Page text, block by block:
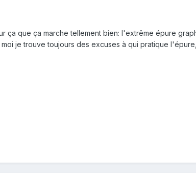
ça que ça marche tellement bien: l'extrême épure
moi je trouve toujours des excuses à qui pratique